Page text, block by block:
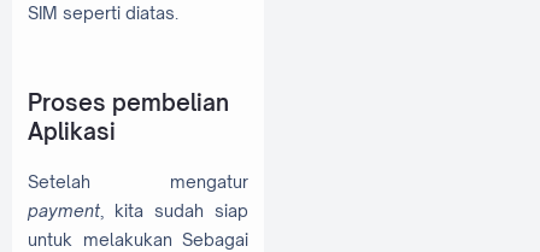
SIM seperti diatas.
Proses pembelian
Aplikasi
Setelah mengatur
payment , kita sudah siap
untuk melakukan Sebagai